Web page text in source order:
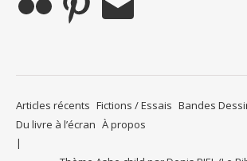
Articles récents Fictions / Essais Bandes
Du livre à l’écran À propos